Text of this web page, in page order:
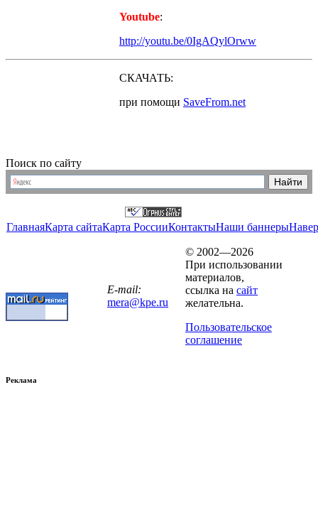
Youtube:
http://youtu.be/0IgAQylOrww
СКАЧАТЬ:
при помощи SaveFrom.net
Поиск по сайту
ГлавнаяКарта сайтаКарта РоссииКонтактыНаши баннеры
E-mail:
mera@kpe.ru
© 2002—2026
При использовании
материалов,
ссылка на сайт
желательна.
Пользовательское
соглашение
Реклама